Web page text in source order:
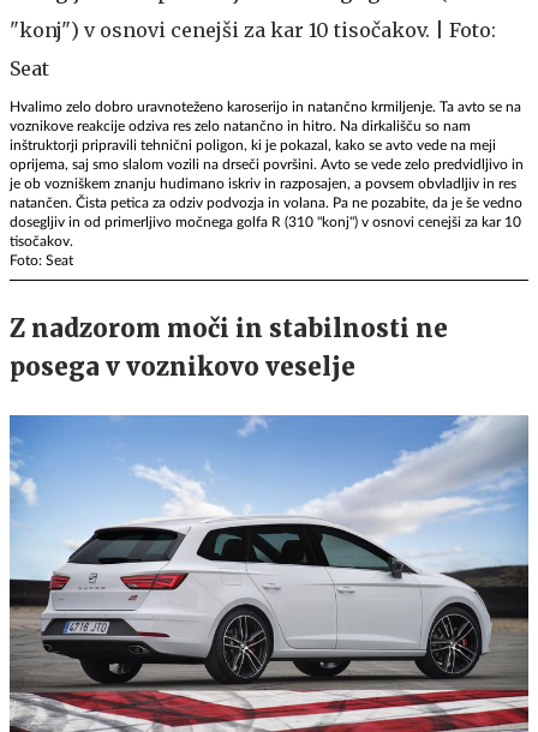
Hvalimo zelo dobro uravnoteženo karoserijo in natančno krmiljenje. Ta avto se na
voznikove reakcije odziva res zelo natančno in hitro. Na dirkališču so nam
inštruktorji pripravili tehnični poligon, ki je pokazal, kako se avto vede na meji
oprijema, saj smo slalom vozili na drseči površini. Avto se vede zelo predvidljivo in
je ob vozniškem znanju hudimano iskriv in razposajen, a povsem obvladljiv in res
natančen. Čista petica za odziv podvozja in volana. Pa ne pozabite, da je še vedno
dosegljiv in od primerljivo močnega golfa R (310 "konj") v osnovi cenejši za kar 10
tisočakov.
Foto: Seat
Z nadzorom moči in stabilnosti ne
posega v voznikovo veselje